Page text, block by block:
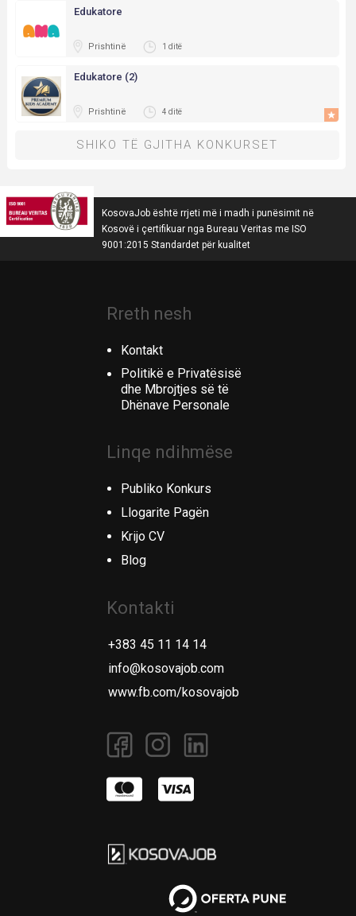
Edukatore
Prishtinë 1 ditë
Edukatore (2)
Prishtinë 4 ditë
SHIKO TË GJITHA KONKURSET
KosovaJob është rrjeti më i madh i punësimit në
Kosovë i çertifikuar nga Bureau Veritas me ISO
9001:2015 Standardet për kualitet
Rreth nesh
Kontakt
Politikë e Privatësisë
dhe Mbrojtjes së të
Dhënave Personale
Linqe ndihmëse
Publiko Konkurs
Llogarite Pagën
Krijo CV
Blog
Kontakti
+383 45 11 14 14
info@kosovajob.com
www.fb.com/kosovajob